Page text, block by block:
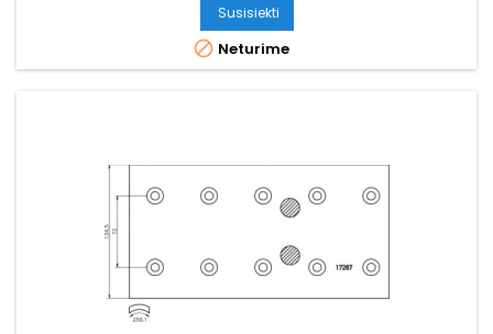
Susisiekti
 Neturime